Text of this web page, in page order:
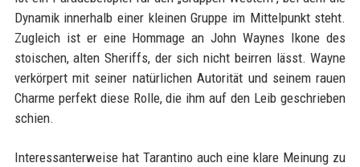
Dynamik innerhalb einer kleinen Gruppe im Mittelpunkt steht.
Zugleich ist er eine Hommage an John Waynes Ikone des
stoischen, alten Sheriffs, der sich nicht beirren lässt. Wayne
verkörpert mit seiner natürlichen Autorität und seinem rauen
Charme perfekt diese Rolle, die ihm auf den Leib geschrieben
schien.
Interessanterweise hat Tarantino auch eine klare Meinung zu